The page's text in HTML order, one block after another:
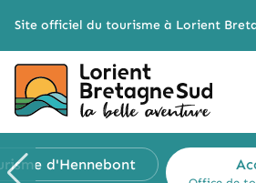
Site officiel du tourisme à Lorient
d'Hennebont